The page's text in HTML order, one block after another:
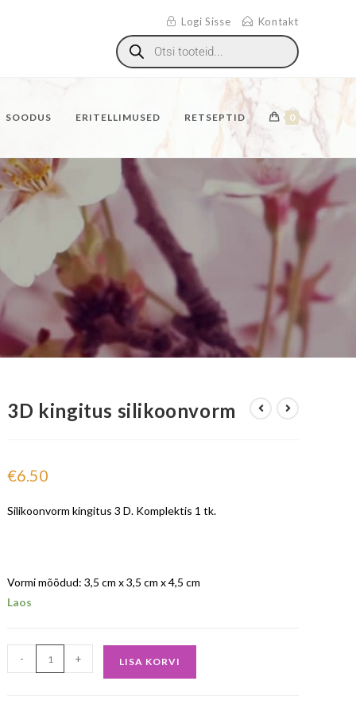
Logi Sisse Kontakt
SOODUS ERITELLIMUSED RETSEPTID 0
3D kingitus silikoonvorm
€6.50
Silikoonvorm kingitus 3 D. Komplektis 1 tk.
Vormi mõõdud: 3,5 cm x 3,5 cm x 4,5 cm
Laos
- + LISA KORVI